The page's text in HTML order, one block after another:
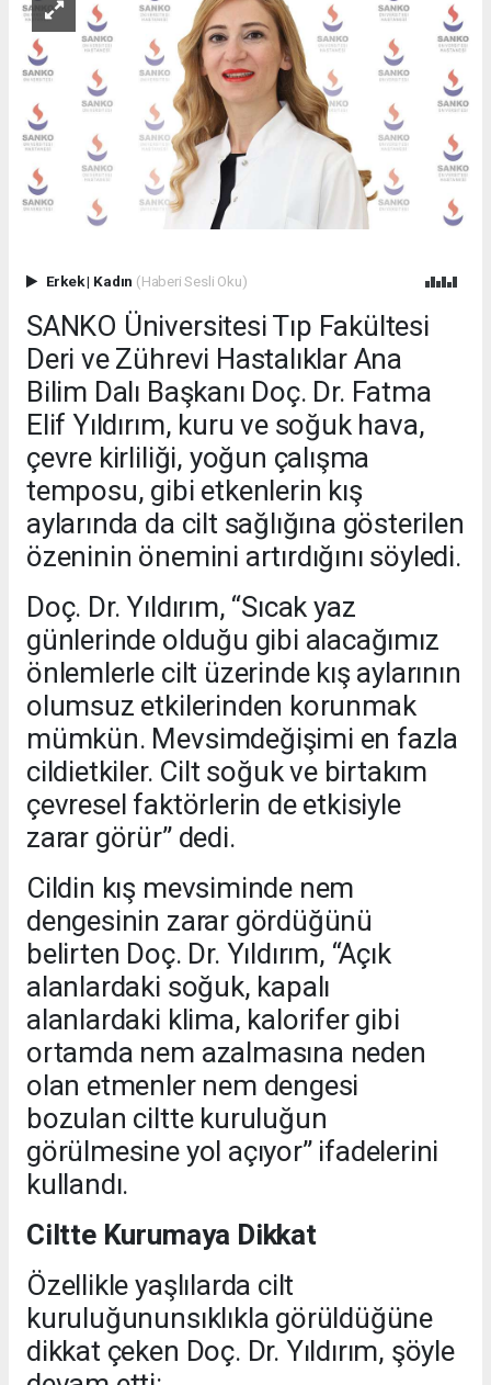
Erkek| Kadın (Haberi Sesli Oku)
SANKO Üniversitesi Tıp Fakültesi
Deri ve Zührevi Hastalıklar Ana
Bilim Dalı Başkanı Doç. Dr. Fatma
Elif Yıldırım, kuru ve soğuk hava,
çevre kirliliği, yoğun çalışma
temposu, gibi etkenlerin kış
aylarında da cilt sağlığına gösterilen
özeninin önemini artırdığını söyledi.
Doç. Dr. Yıldırım, “Sıcak yaz
günlerinde olduğu gibi alacağımız
önlemlerle cilt üzerinde kış aylarının
olumsuz etkilerinden korunmak
mümkün. Mevsimdeğişimi en fazla
cildietkiler. Cilt soğuk ve birtakım
çevresel faktörlerin de etkisiyle
zarar görür” dedi.
Cildin kış mevsiminde nem
dengesinin zarar gördüğünü
belirten Doç. Dr. Yıldırım, “Açık
alanlardaki soğuk, kapalı
alanlardaki klima, kalorifer gibi
ortamda nem azalmasına neden
olan etmenler nem dengesi
bozulan ciltte kuruluğun
görülmesine yol açıyor” ifadelerini
kullandı.
Ciltte Kurumaya Dikkat
Özellikle yaşlılarda cilt
kuruluğununsıklıkla görüldüğüne
dikkat çeken Doç. Dr. Yıldırım, şöyle